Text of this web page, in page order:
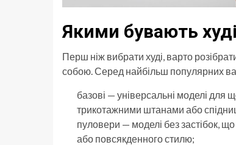
Якими бувають
Перш ніж вибрати худі, варто
собою. Серед найбільш популярних
базові — універсальні моделі для
трикотажними штанами або
пуловери — моделі без застібок,
або повсякденного стилю;